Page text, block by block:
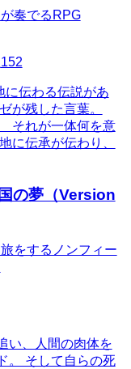
奏でるRPG
152
伝わる伝説があ
残した言葉。
それが一体何を意
伝承が伝わり、
の夢（Version
をするノンフィー
い、人間の肉体を
。 そして自らの死